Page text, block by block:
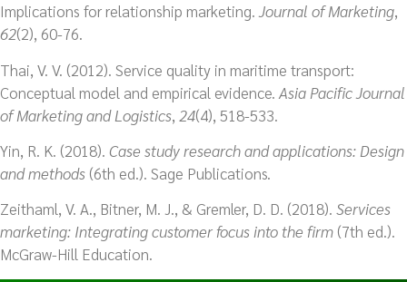
Implications for relationship marketing. Journal of Marketing,
62(2), 60-76.
Thai, V. V. (2012). Service quality in maritime transport:
Conceptual model and empirical evidence. Asia Pacific Journal
of Marketing and Logistics, 24(4), 518-533.
Yin, R. K. (2018). Case study research and applications: Design
and methods (6th ed.). Sage Publications.
Zeithaml, V. A., Bitner, M. J., & Gremler, D. D. (2018). Services
marketing: Integrating customer focus into the firm (7th ed.).
McGraw-Hill Education.